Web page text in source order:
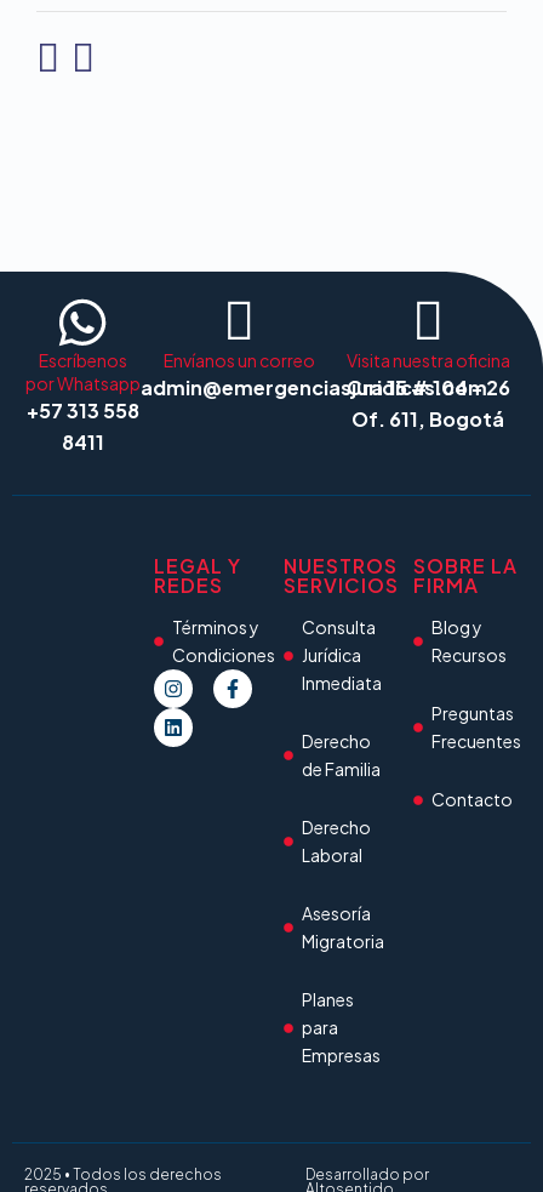
Escríbenos
por Whatsapp
+57 313 558
8411
Envíanos un correo
admin@emergenciasjuridicas.com
Visita nuestra oficina
Cra 15 # 104 - 26
Of. 611, Bogotá
LEGAL Y
REDES
Términos y
Condiciones
NUESTROS
SERVICIOS
Consulta
Jurídica
Inmediata
Derecho
de Familia
Derecho
Laboral
Asesoría
Migratoria
Planes
para
Empresas
SOBRE LA
FIRMA
Blog y
Recursos
Preguntas
Frecuentes
Contacto
2025 • Todos los derechos
Desarrollado por